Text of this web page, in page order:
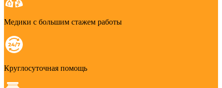
Медики с большим стажем работы
Круглосуточная помощь